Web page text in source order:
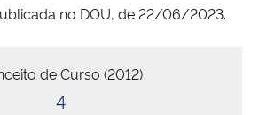
no DOU, de 22/06/2023.
de Curso (2012)
4